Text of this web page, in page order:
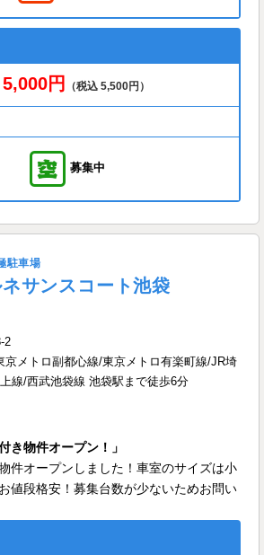
5,000円 （税込 5,500円）
募集中
駐車場
サンスコート池袋
2
京メトロ副都心線/東京メトロ有楽町線/JR埼
線/西武池袋線 池袋駅まで徒歩6分
き物件オープン！」
件オープンしました！車室のサイズは小
値段格安！募集台数が少ないためお問い